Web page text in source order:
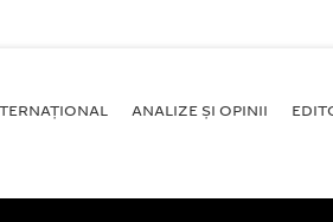
ANALIZE ȘI OPINII